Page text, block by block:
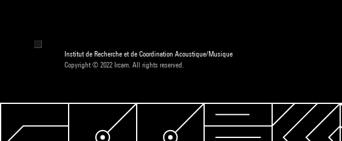
Institut de Recherche et de Coordination Acoustique/Musique
Copyright © 2022 Ircam. All rights reserved.